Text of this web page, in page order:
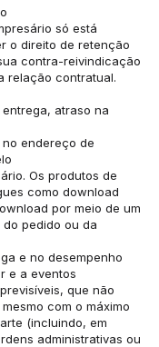
só está
o direito de retenção
contra-reivindicação
relação contratual.
atraso na
no endereço de
Os produtos de
como download
por meio de um
pedido ou da
e no desempenho
e a eventos
que não
com o máximo
(incluindo, em
administrativas ou